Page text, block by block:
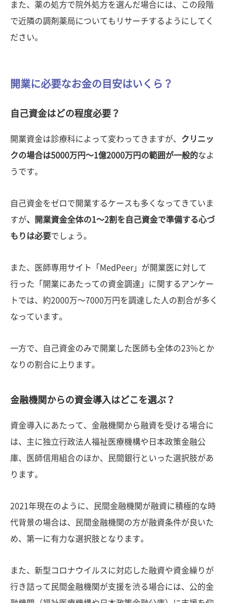
また、薬の処方で院外処方を選んだ場合には、この段階
で近隣の調剤薬局についてもリサーチするようにしてく
ださい。
開業に必要なお金の目安はいくら？
自己資金はどの程度必要？
開業資金は診療科によって変わってきますが、 クリニッ
クの場合は5000万円〜1億2000万円の範囲が一般的なよ
うです。
自己資金をゼロで開業するケースも多くなってきていま
すが、開業資金全体の1〜2割を自己資金で準備する心づ
もりは必要でしょう。
また、医師専用サイト「MedPeer」が開業医に対して
行った「開業にあたっての資金調達」に関するアンケー
トでは、約2000万〜7000万円を調達した人の割合が多く
なっています。
一方で、自己資金のみで開業した医師も全体の23%とか
なりの割合に上ります。
金融機関からの資金導入はどこを選ぶ？
資金導入にあたって、金融機関から融資を受ける場合に
は、主に独立行政法人福祉医療機構や日本政策金融公
庫、医師信用組合のほか、民間銀行といった選択肢があ
ります。
2021年現在のように、民間金融機関が融資に積極的な時
代背景の場合は、民間金融機関の方が融資条件が良いた
め、第一に有力な選択肢となります。
また、新型コロナウイルスに対応した融資や資金繰りが
行き詰って民間金融機関が支援を渋る場合には、公的金